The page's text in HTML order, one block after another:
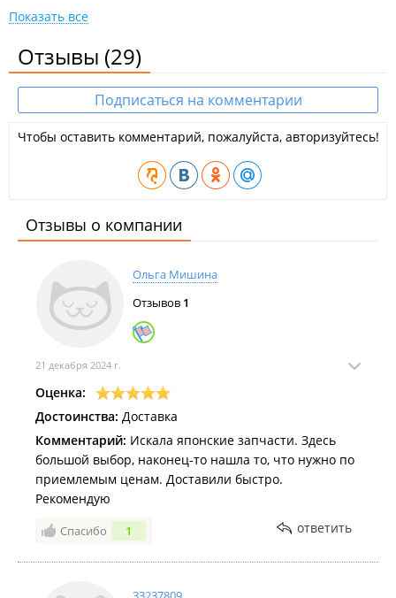
Показать все
Отзывы (29)
Подписаться на комментарии
Чтобы оставить комментарий, пожалуйста, авторизуйтесь!
Отзывы о компании
Ольга Мишина
Отзывов 1
21 декабря 2024 г.
Оценка:
Достоинства: Доставка
Комментарий: Искала японские запчасти. Здесь
большой выбор, наконец-то нашла то, что нужно по
приемлемым ценам. Доставили быстро.
Рекомендую
Спасибо 1 ответить